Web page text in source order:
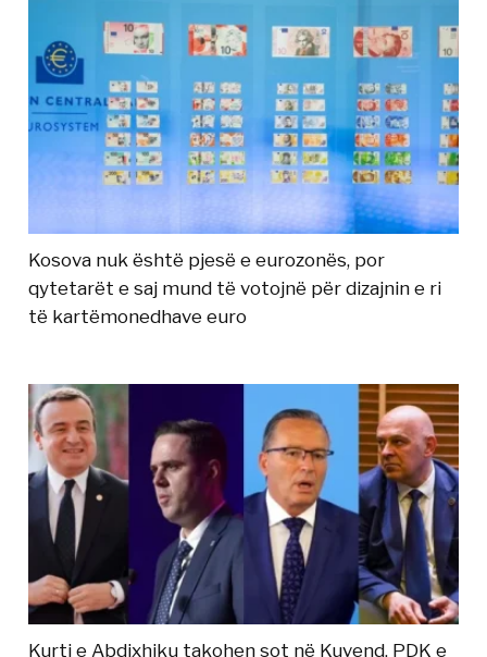
Kosova nuk është pjesë e eurozonës, por
qytetarët e saj mund të votojnë për dizajnin e ri
të kartëmonedhave euro
Kurti e Abdixhiku takohen sot në Kuvend, PDK e